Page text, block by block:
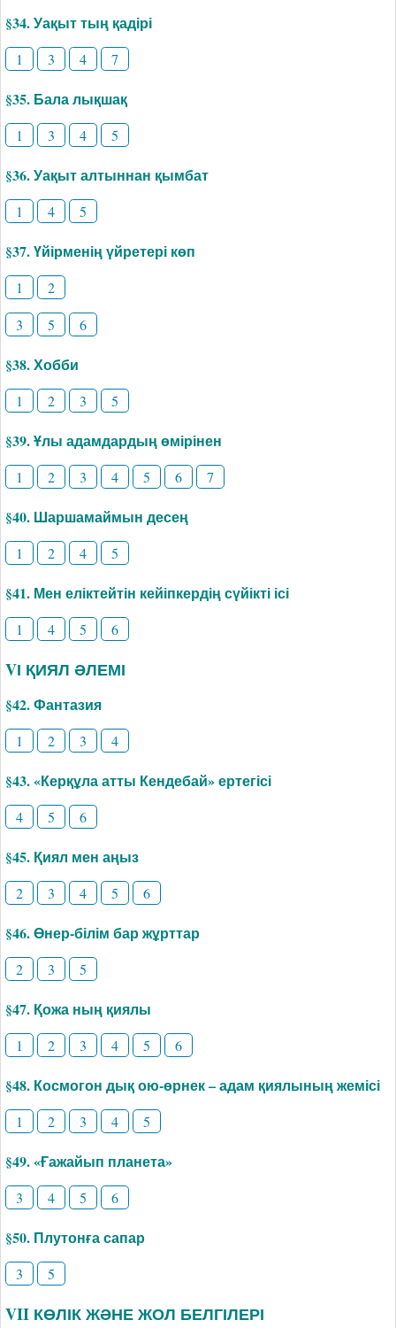
§34. Уақыт тың қадірі
1 3 4 7
§35. Бала лықшақ
1 3 4 5
§36. Уақыт алтыннан қымбат
1 4 5
§37. Үйірменің үйретері көп
1
2
3
5 6
§38. Хобби
1 2 3 5
§39. Ұлы адамдардың өмірінен
1 2 3 4 5 6 7
§40. Шаршамаймын десең
1 2 4 5
§41. Мен еліктейтін кейіпкердің сүйікті ісі
1 4 5 6
VІ ҚИЯЛ ӘЛЕМІ
§42. Фантазия
1 2 3 4
§43. «Керқұла атты Кендебай» ертегісі
4 5 6
§45. Қиял мен аңыз
2 3 4 5 6
§46. Өнер-білім бар жұрттар
2 3 5
§47. Қожа ның қиялы
1 2 3 4 5 6
§48. Космогон дық ою-өрнек – адам қиялының жемісі
1 2 3 4 5
§49. «Ғажайып планета»
3 4 5 6
§50. Плутонға сапар
3 5
VII КӨЛІК ЖӘНЕ ЖОЛ БЕЛГІЛЕРІ